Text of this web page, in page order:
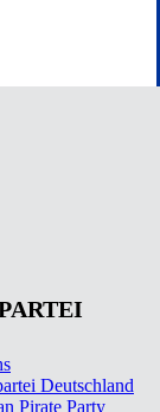
Deutschland
Pirate Party